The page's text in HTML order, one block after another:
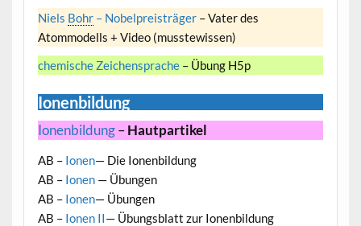
Niels Bohr– Nobelpreisträger– Vater des
Atommodells + Video (musstewissen)
chemische Zeichensprache– Übung H5p
Ionenbildung
Ionenbildung–Hautpartikel
AB – Ionen— Die Ionenbildung
AB – Ionen — Übungen
AB – Ionen— Übungen
AB – Ionen II— Übungsblatt zur Ionenbildung